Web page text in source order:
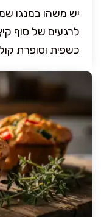
יש משהו במנגו
לרגעים של סוף
כשפית וסופרת